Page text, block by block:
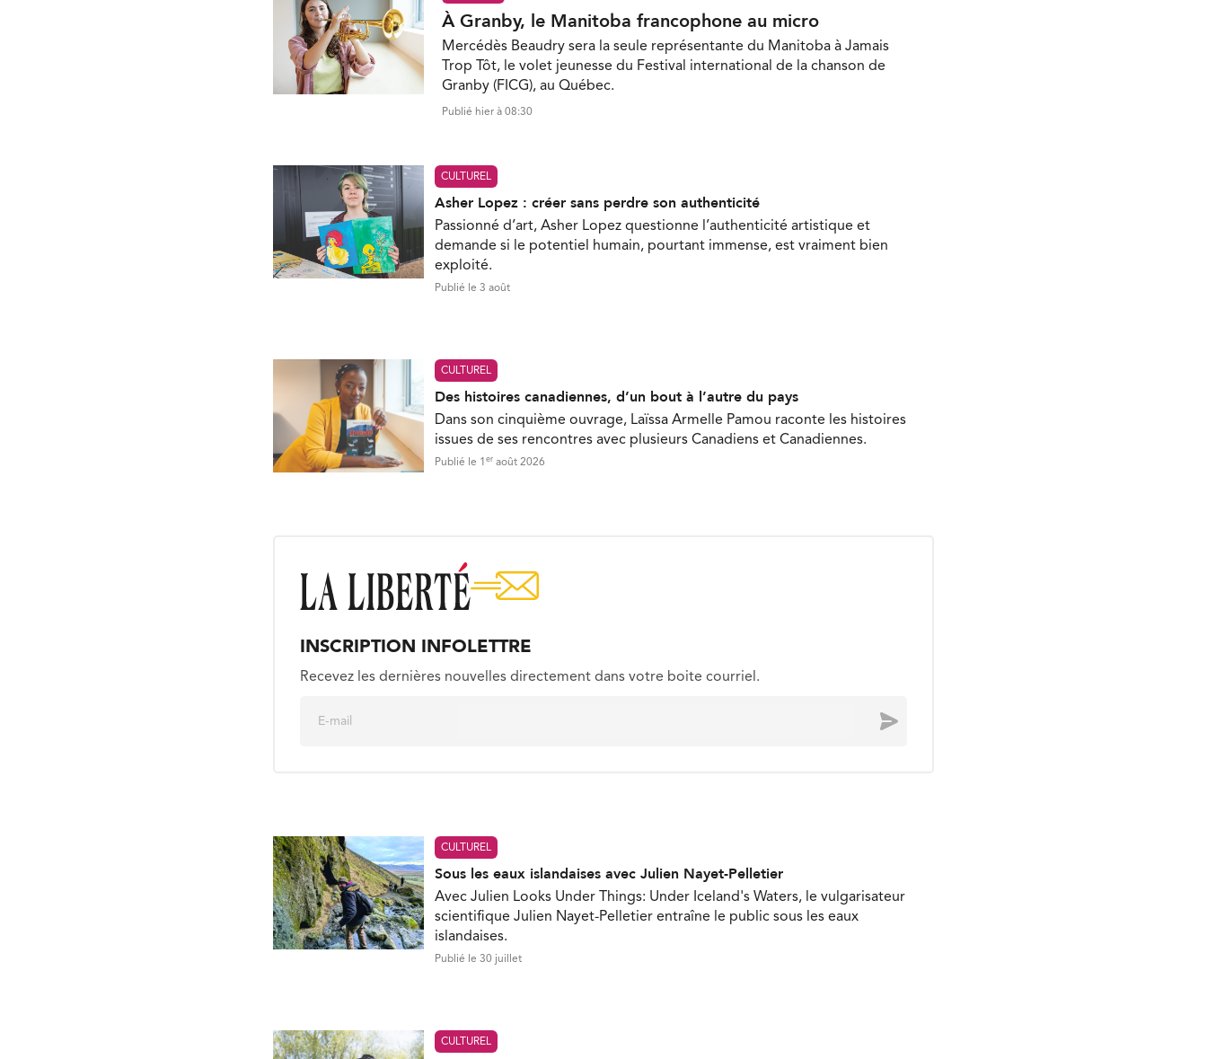
À Granby, le Manitoba francophone au micro
Mercédès Beaudry sera la seule représentante du Manitoba à Jamais
Trop Tôt, le volet jeunesse du Festival international de la chanson de
Granby (FICG), au Québec.
Publié hier à 08:30
CULTUREL
Asher Lopez : créer sans perdre son authenticité
Passionné d’art, Asher Lopez questionne l’authenticité artistique et
demande si le potentiel humain, pourtant immense, est vraiment bien
exploité.
Publié le 3 août
CULTUREL
Des histoires canadiennes, d’un bout à l’autre du pays
Dans son cinquième ouvrage, Laïssa Armelle Pamou raconte les histoires
issues de ses rencontres avec plusieurs Canadiens et Canadiennes.
Publié le 1 er août 2026
INSCRIPTION INFOLETTRE
Recevez les dernières nouvelles directement dans votre boite courriel.
Envoyer
CULTUREL
Sous les eaux islandaises avec Julien Nayet-Pelletier
Avec Julien Looks Under Things: Under Iceland's Waters, le vulgarisateur
scientifique Julien Nayet-Pelletier entraîne le public sous les eaux
islandaises.
Publié le 30 juillet
CULTUREL